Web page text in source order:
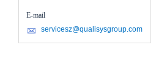
E-mail
servicesz@qualisysgroup.com